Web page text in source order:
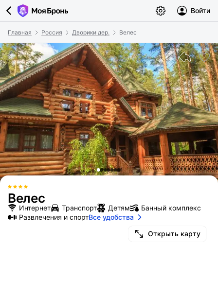
Войти
Главная Россия Дворики дер. Велес
Велес
Открыть карту
Интернет Транспорт Детям
Банный комплекс
Развлечения и спортВсе удобства